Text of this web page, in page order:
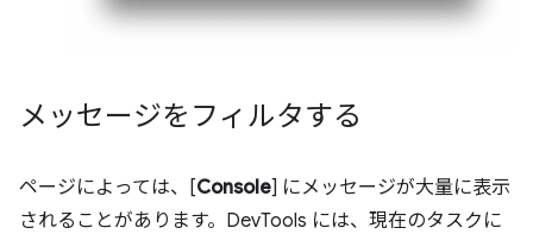
メッセージをフィルタする
ページによっては、[Console] にメッセージが大量に表示
されることがあります。DevTools には、現在のタスクに